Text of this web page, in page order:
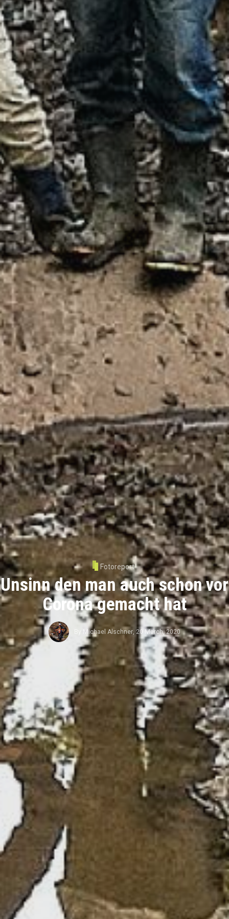
Fotoreport
Unsinn den man auch schon vor
Corona gemacht hat
Michael Alschner, 20 March, 2020